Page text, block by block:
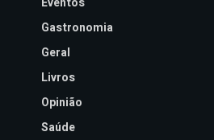
Gastronomia
Geral
Livros
Opinião
Saúde